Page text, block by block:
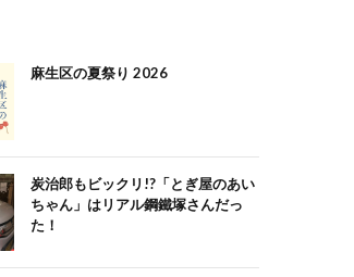
麻生区の夏祭り 2026
炭治郎もビックリ!?「とぎ屋のあい
ちゃん」はリアル鋼鐵塚さんだっ
た！